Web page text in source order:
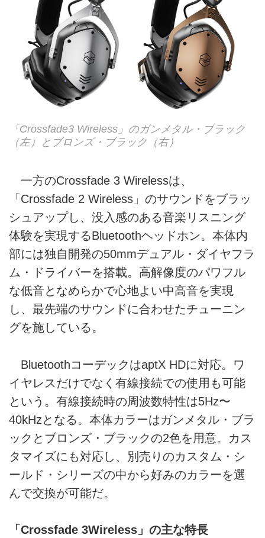
「Crossfade3 Wireless」のガンメタル・ブラック
（左）とブロンズ・ブラック（右）
一方のCrossfade 3 Wirelessは、
「Crossfade 2 Wireless」のサウンドをブラッ
シュアップし、没入感のある音楽リスニング
体験を実現するBluetoothヘッドホン。本体内
部には独自開発の50mmデュアル・ダイヤフラ
ム・ドライバーを搭載。高解像度のパワフル
な低音となめらかで心地よい中高音を実現
し、最先端のサウンドに合わせたチューニン
グを施している。
BluetoothコーデックはaptX HDに対応。ワ
イヤレスだけでなく有線接続での使用も可能
という。有線接続時の周波数特性は5Hz〜
40kHzとなる。本体カラーはガンメタル・ブラ
ックとブロンズ・ブラックの2色を用意。カス
タマイズにも対応し、別売りのカスタム・シ
ールド・シリーズの中から好みのカラーを選
んで交換が可能だ。
「Crossfade 3Wireless」の主な特長